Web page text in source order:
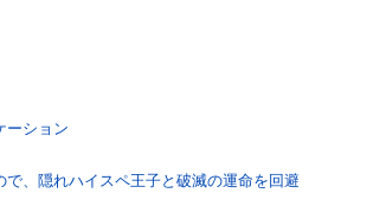
ーション
、隠れハイスペ王子と破滅の運命を回避